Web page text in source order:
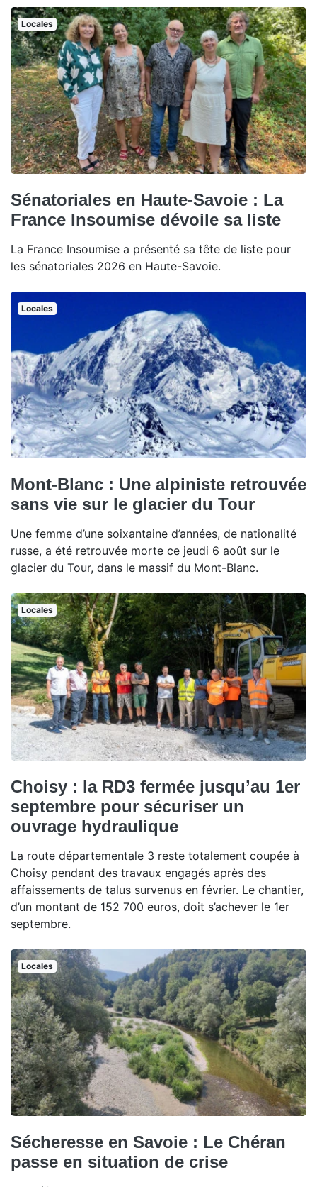
Locales
Sénatoriales en Haute-Savoie : La
France Insoumise dévoile sa liste
La France Insoumise a présenté sa tête de liste pour
les sénatoriales 2026 en Haute-Savoie.
Locales
Mont-Blanc : Une alpiniste retrouvée
sans vie sur le glacier du Tour
Une femme d’une soixantaine d’années, de nationalité
russe, a été retrouvée morte ce jeudi 6 août sur le
glacier du Tour, dans le massif du Mont-Blanc.
Locales
Choisy : la RD3 fermée jusqu’au 1er
septembre pour sécuriser un
ouvrage hydraulique
La route départementale 3 reste totalement coupée à
Choisy pendant des travaux engagés après des
affaissements de talus survenus en février. Le chantier,
d’un montant de 152 700 euros, doit s’achever le 1er
septembre.
Locales
Sécheresse en Savoie : Le Chéran
passe en situation de crise